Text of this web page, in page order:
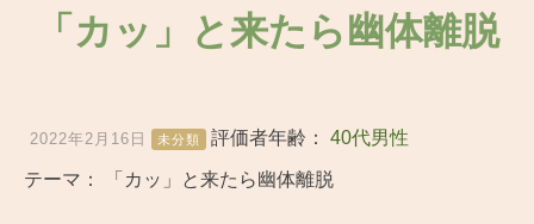
「カッ」と来たら幽体離脱
2022年2月16日 未分類 評価者年齢： 40代男性
テーマ： 「カッ」と来たら幽体離脱